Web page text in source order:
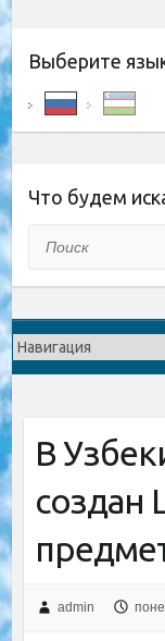
Выберите
Что будем
В
создан
admin